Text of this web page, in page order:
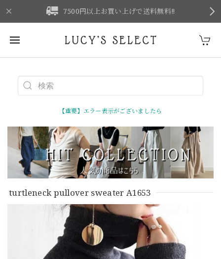
7500円以上お買い上げで送料無料‼
【重要】エラー表示がございましたら
turtleneck pullover sweater A1653